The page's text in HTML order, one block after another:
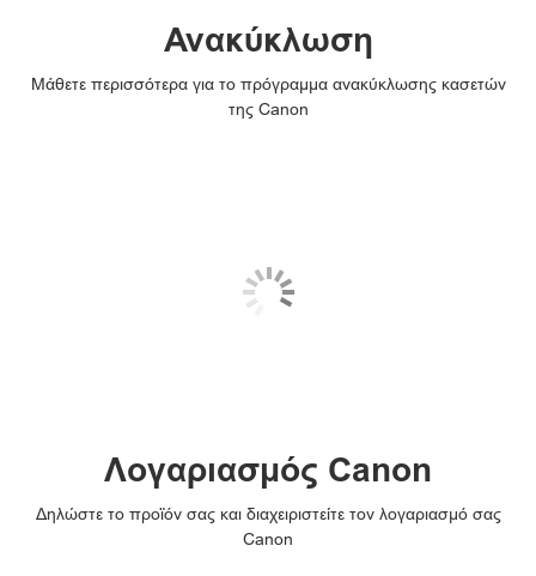
Ανακύκλωση
Μάθετε περισσότερα για το πρόγραμμα ανακύκλωσης κασετών
της Canon
Λογαριασμός Canon
Δηλώστε το προϊόν σας και διαχειριστείτε τον λογαριασμό σας
Canon